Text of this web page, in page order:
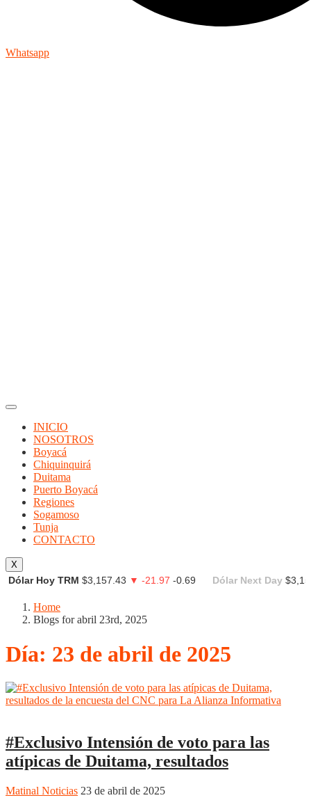
Whatsapp
INICIO
NOSOTROS
Boyacá
Chiquinquirá
Duitama
Puerto Boyacá
Regiones
Sogamoso
Tunja
CONTACTO
X
Dólar Hoy TRM $3,157.43 ▼ -21.97 -0.69 Dólar Next Day
Home
Blogs for abril 23rd, 2025
Día: 23 de abril de 2025
#Exclusivo Intensión de voto para las
atípicas de Duitama, resultados
Matinal Noticias 23 de abril de 2025